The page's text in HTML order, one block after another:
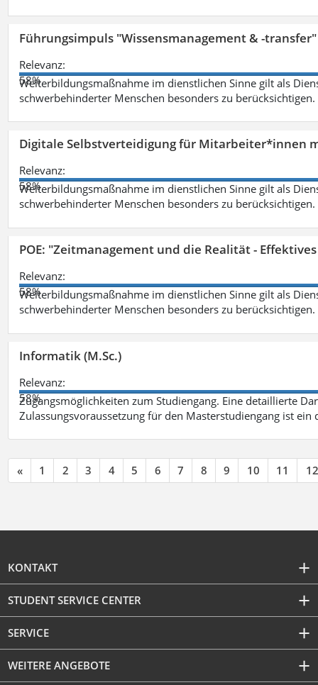
Führungsimpuls "Wissensmanagement & -
Relevanz:
58%
Weiterbildungsmaßnahme im dienstlichen Sinne gilt als
schwerbehinderter Menschen besonders zu berücksichtigen.
Digitale Selbstverteidigung für Mitarbeiter*innen
Relevanz:
58%
Weiterbildungsmaßnahme im dienstlichen Sinne gilt als
schwerbehinderter Menschen besonders zu berücksichtigen.
POE: "Zeitmanagement und die Realität -
Relevanz:
58%
Weiterbildungsmaßnahme im dienstlichen Sinne gilt als
schwerbehinderter Menschen besonders zu berücksichtigen.
Informatik (M.Sc.)
Relevanz:
58%
Zugangsmöglichkeiten zum Studiengang. Eine detaillierte
Zulassungsvoraussetzung für den Masterstudiengang ist
« 1 2 3 4 5 6 7 8 9 10 11 12
KONTAKT
STUDENT SERVICE CENTER
SERVICE
WEITERE ANGEBOTE